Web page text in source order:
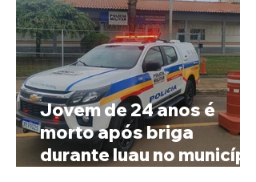
Jovem de 24 anos é
morto após briga
durante luau no município